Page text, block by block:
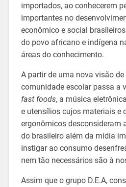
importados, ao conhecerem
importantes no
econômico e social
do povo africano e indígena
áreas do conhecimento.
A partir de uma nova visão
comunidade escolar passa a
fast foods, a música
e utensílios cujos materiais e
ergonômicos desconsideram
do brasileiro além da mídia
instigar ao consumo
nem tão necessários são à
Assim que o grupo D.E.A,